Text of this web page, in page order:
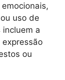
uso de
a
ou